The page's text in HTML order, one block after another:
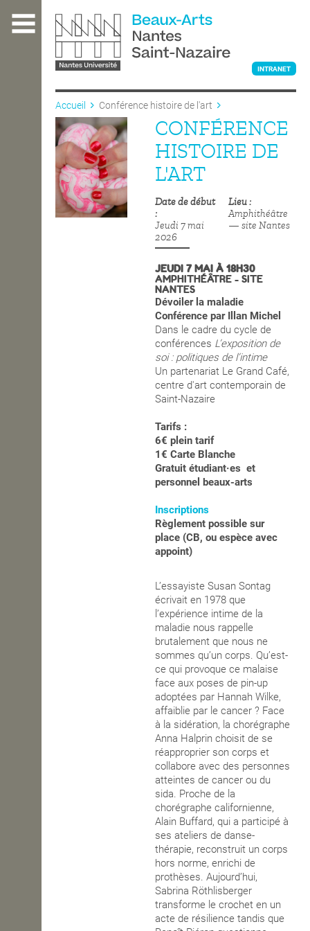
contenu
L'ÉCOLE
ENSEIGNEMENT
INTRANET
Accueil Conférence histoire de l'art
CONFÉRENCE
HISTOIRE DE
L'ART
Date de début
Jeudi 7 mai
2026
Lieu
Amphithéâtre
— site Nantes
JEUDI 7 MAI À 18H30
AMPHITHÉÂTRE - SITE
NANTES
Dévoiler la maladie
Conférence par Illan Michel
Dans le cadre du cycle de
conférences L’exposition de
soi : politiques de l’intime
Un partenariat Le Grand Café,
centre d'art contemporain de
Saint-Nazaire
Tarifs :
6€ plein tarif
1€ Carte Blanche
Gratuit étudiant·es et
personnel beaux-arts
Inscriptions
Règlement possible sur
place (CB, ou espèce avec
appoint)
L’essayiste Susan Sontag
écrivait en 1978 que
l’expérience intime de la
maladie nous rappelle
brutalement que nous ne
sommes qu’un corps. Qu’est-
ce qui provoque ce malaise
face aux poses de pin-up
adoptées par Hannah Wilke,
affaiblie par le cancer ? Face
à la sidération, la chorégraphe
Anna Halprin choisit de se
réapproprier son corps et
collabore avec des personnes
atteintes de cancer ou du
sida. Proche de la
chorégraphe californienne,
Alain Buffard, qui a participé à
ses ateliers de danse-
thérapie, reconstruit un corps
hors norme, enrichi de
prothèses. Aujourd’hui,
Sabrina Röthlisberger
transforme le crochet en un
acte de résilience tandis que